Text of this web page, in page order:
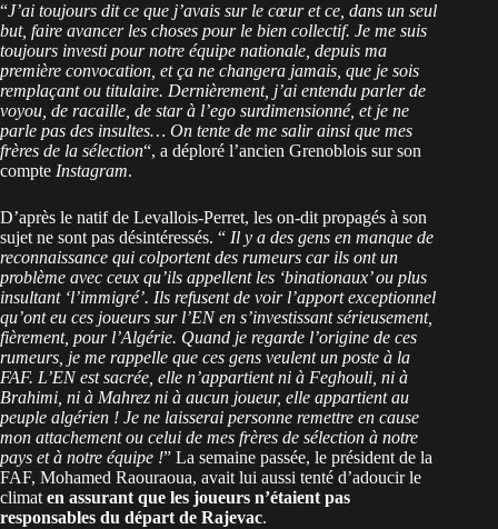
“J’ai toujours dit ce que j’avais sur le cœur et ce, dans un seul
but, faire avancer les choses pour le bien collectif. Je me suis
toujours investi pour notre équipe nationale, depuis ma
première convocation, et ça ne changera jamais, que je sois
remplaçant ou titulaire. Dernièrement, j’ai entendu parler de
voyou, de racaille, de star à l’ego surdimensionné, et je ne
parle pas des insultes… On tente de me salir ainsi que mes
frères de la sélection“, a déploré l’ancien Grenoblois sur son
compte Instagram.
D’après le natif de Levallois-Perret, les on-dit propagés à son
sujet ne sont pas désintéressés. “ Il y a des gens en manque de
reconnaissance qui colportent des rumeurs car ils ont un
problème avec ceux qu’ils appellent les ‘binationaux’ ou plus
insultant ‘l’immigré’. Ils refusent de voir l’apport exceptionnel
qu’ont eu ces joueurs sur l’EN en s’investissant sérieusement,
fièrement, pour l’Algérie. Quand je regarde l’origine de ces
rumeurs, je me rappelle que ces gens veulent un poste à la
FAF. L’EN est sacrée, elle n’appartient ni à Feghouli, ni à
Brahimi, ni à Mahrez ni à aucun joueur, elle appartient au
peuple algérien ! Je ne laisserai personne remettre en cause
mon attachement ou celui de mes frères de sélection à notre
pays et à notre équipe !” La semaine passée, le président de la
FAF, Mohamed Raouraoua, avait lui aussi tenté d’adoucir le
climat en assurant que les joueurs n’étaient pas
responsables du départ de Rajevac.